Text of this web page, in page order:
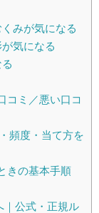
みが気になる
気になる
コミ／悪い口コ
頻度・当て方を
きの基本手順
｜公式・正規ル